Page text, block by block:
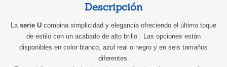
Descripción
Laserie U combina simplicidad y elegancia ofreciendo el último toque
de estilo con un acabado de alto brillo . Las opciones están
disponibles en color blanco, azul real o negro y en seis tamaños
diferentes.